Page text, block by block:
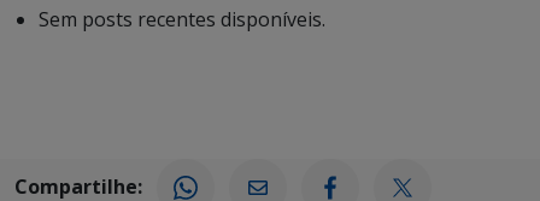
Sem posts recentes disponíveis.
Compartilhe: